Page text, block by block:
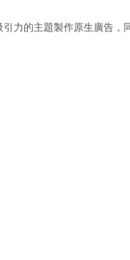
力的主題製作原生廣告，